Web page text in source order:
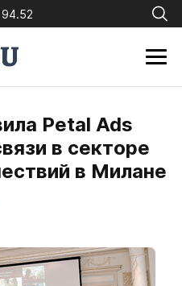
94.52
Petal Ads
в секторе
в Милане